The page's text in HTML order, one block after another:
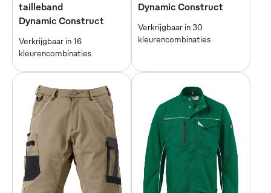
tailleband
Dynamic Construct
Verkrijgbaar in 16
kleurencombinaties
Dynamic Construct
Verkrijgbaar in 30
kleurencombinaties